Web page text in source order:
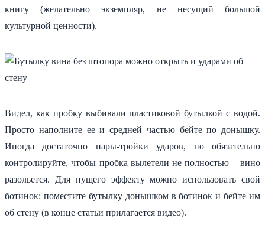
книгу (желательно экземпляр, не несущий большой
культурной ценности).
Видел, как пробку выбивали пластиковой бутылкой с водой.
Просто наполните ее и средней частью бейте по донышку.
Иногда достаточно пары-тройки ударов, но обязательно
контролируйте, чтобы пробка вылетели не полностью – вино
разольется. Для пущего эффекту можно использовать свой
ботинок: поместите бутылку донышком в ботинок и бейте им
об стену (в конце статьи прилагается видео).